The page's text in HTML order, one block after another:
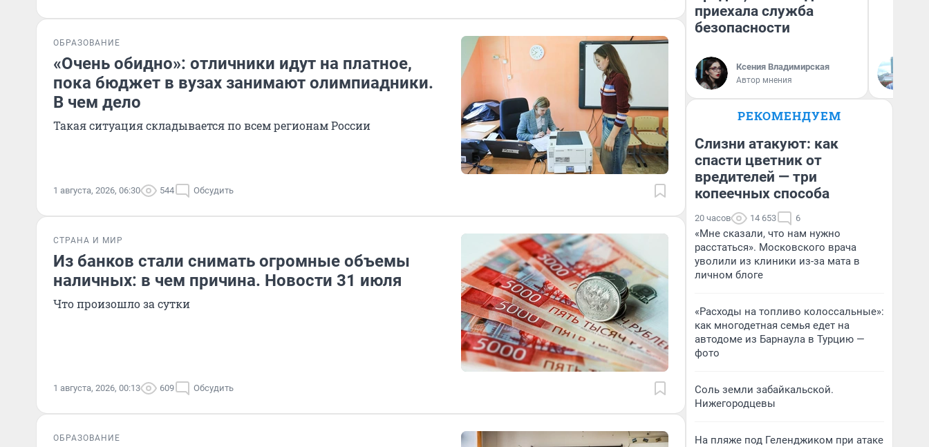
ОБРАЗОВАНИЕ
«Очень обидно»: отличники идут на платное,
пока бюджет в вузах занимают олимпиадники.
В чем дело
Такая ситуация складывается по всем регионам России
1 августа, 2026, 06:30 544 Обсудить
СТРАНА И МИР
Из банков стали снимать огромные объемы
наличных: в чем причина. Новости 31 июля
Что произошло за сутки
1 августа, 2026, 00:13 609 Обсудить
ОБРАЗОВАНИЕ
приехала служба
безопасности
Ксения Владимирская
Автор мнения
РЕКОМЕНДУЕМ
Слизни атакуют: как
спасти цветник от
вредителей — три
копеечных способа
20 часов 14 653 6
«Мне сказали, что нам нужно
расстаться». Московского врача
уволили из клиники из-за мата в
личном блоге
«Расходы на топливо колоссальные»:
как многодетная семья едет на
автодоме из Барнаула в Турцию —
фото
Соль земли забайкальской.
Нижегородцевы
На пляже под Геленджиком при атаке